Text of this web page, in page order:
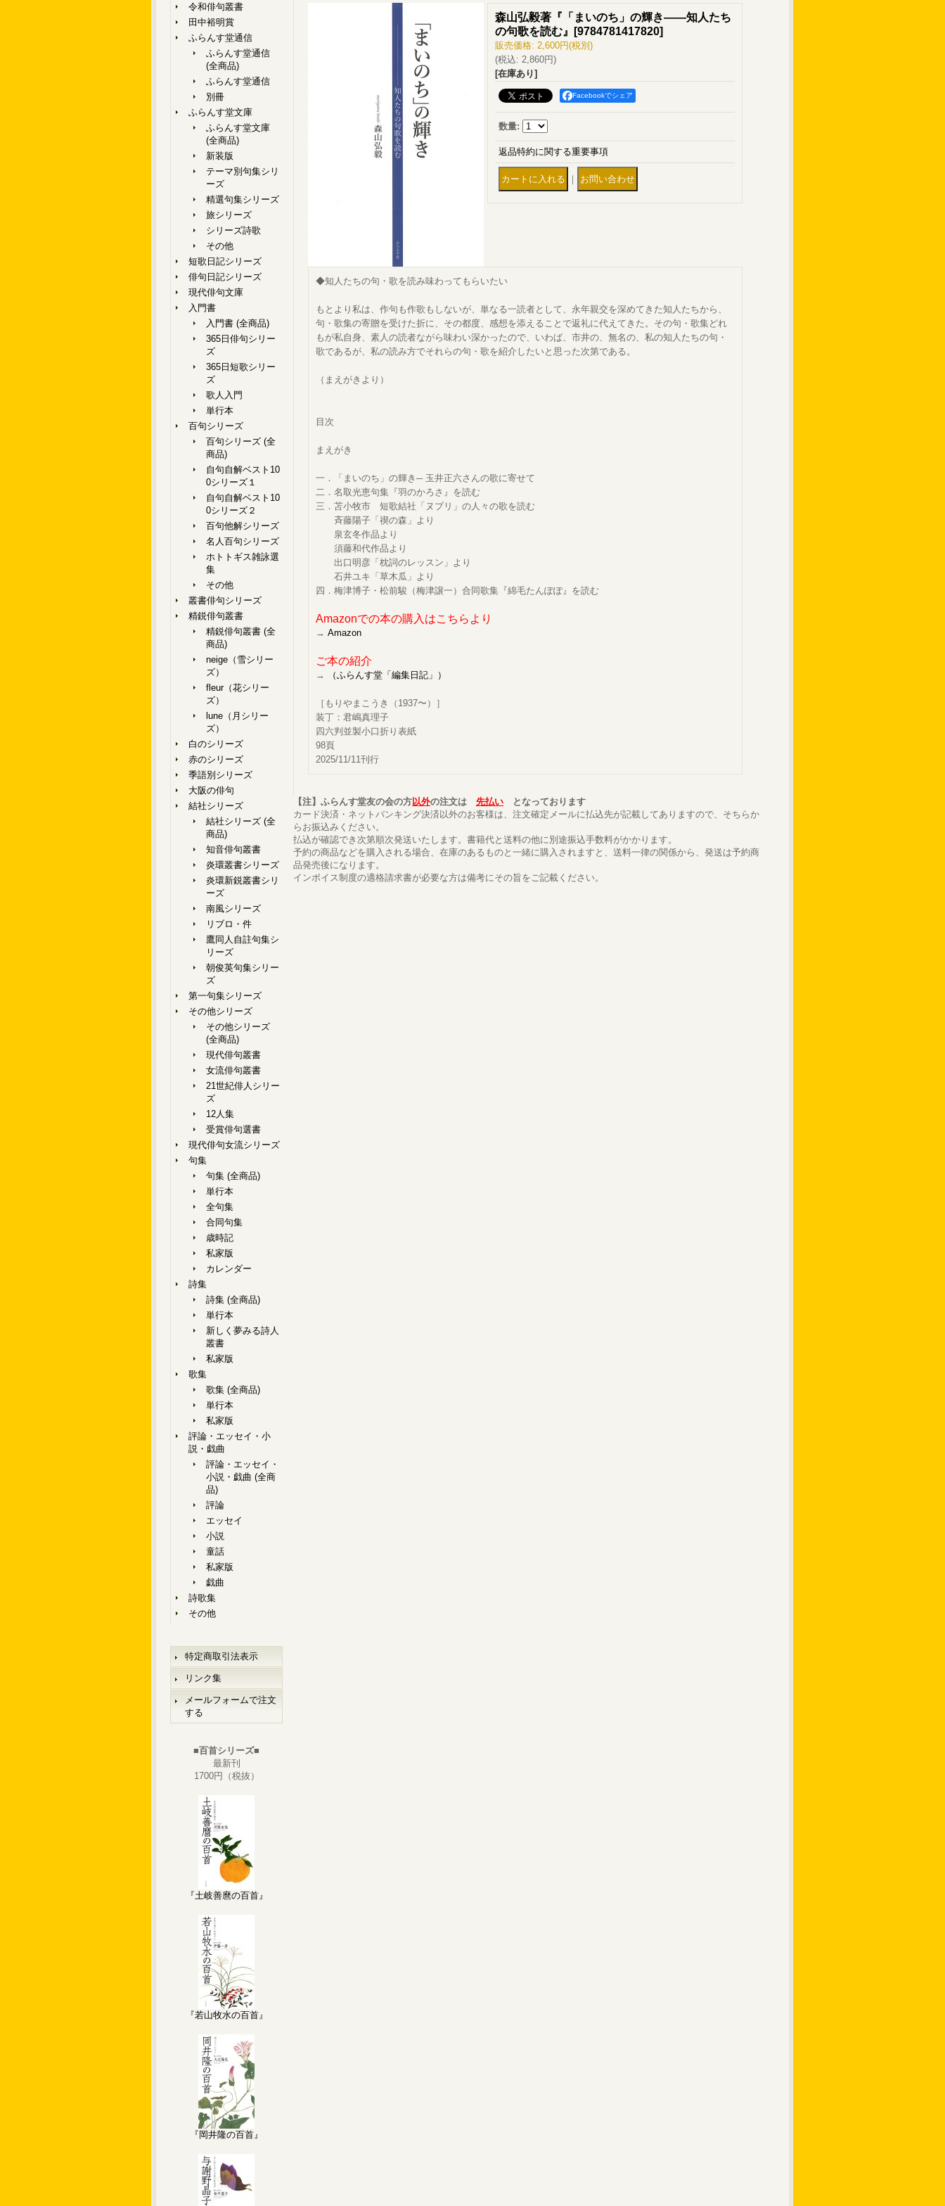
令和俳句叢書
田中裕明賞
ふらんす堂通信
ふらんす堂通信
(全商品)
ふらんす堂通信
別冊
ふらんす堂文庫
ふらんす堂文庫
(全商品)
新装版
テーマ別句集シリ
ーズ
精選句集シリーズ
旅シリーズ
シリーズ詩歌
その他
短歌日記シリーズ
俳句日記シリーズ
現代俳句文庫
入門書
入門書 (全商品)
365日俳句シリー
ズ
365日短歌シリー
ズ
歌人入門
単行本
百句シリーズ
百句シリーズ (全
商品)
自句自解ベスト10
0シリーズ１
自句自解ベスト10
0シリーズ２
百句他解シリーズ
名人百句シリーズ
ホトトギス雑詠選
集
その他
叢書俳句シリーズ
精鋭俳句叢書
精鋭俳句叢書 (全
商品)
neige（雪シリー
ズ）
fleur（花シリー
ズ）
lune（月シリー
ズ）
白のシリーズ
赤のシリーズ
季語別シリーズ
大阪の俳句
結社シリーズ
結社シリーズ (全
商品)
知音俳句叢書
炎環叢書シリーズ
炎環新鋭叢書シリ
ーズ
南風シリーズ
リブロ・件
鷹同人自註句集シ
リーズ
朝俊英句集シリー
ズ
第一句集シリーズ
その他シリーズ
その他シリーズ
(全商品)
現代俳句叢書
女流俳句叢書
21世紀俳人シリー
ズ
12人集
受賞俳句選書
現代俳句女流シリーズ
句集
句集 (全商品)
単行本
全句集
合同句集
歳時記
私家版
カレンダー
詩集
詩集 (全商品)
単行本
新しく夢みる詩人
叢書
私家版
歌集
歌集 (全商品)
単行本
私家版
評論・エッセイ・小
説・戯曲
評論・エッセイ・
小説・戯曲 (全商
品)
評論
エッセイ
小説
童話
私家版
戯曲
詩歌集
その他
特定商取引法表示
リンク集
メールフォームで注文
する
■百首シリーズ■
最新刊
1700円（税抜）
『土岐善麿の百首』
『若山牧水の百首』
『岡井隆の百首』
森山弘毅著『「まいのち」の輝き――知人たち
の句歌を読む』
[9784781417820]
販売価格: 2,600円(税別)
(税込: 2,860円)
[在庫あり]
Facebookでシェア
数量:
返品特約に関する重要事項
｜
◆知人たちの句・歌を読み味わってもらいたい
もとより私は、作句も作歌もしないが、単なる一読者として、永年親交を深めてきた知人たちから、
句・歌集の寄贈を受けた折に、その都度、感想を添えることで返礼に代えてきた。その句・歌集どれ
もが私自身、素人の読者ながら味わい深かったので、いわば、市井の、無名の、私の知人たちの句・
歌であるが、私の読み方でそれらの句・歌を紹介したいと思った次第である。
（まえがきより）
目次
まえがき
一．「まいのち」の輝き─ 玉井正六さんの歌に寄せて
二．名取光恵句集『羽のかろさ』を読む
三．苫小牧市 短歌結社「ヌプリ」の人々の歌を読む
斉藤陽子「禊の森」より
泉玄冬作品より
須藤和代作品より
出口明彦「枕詞のレッスン」より
石井ユキ「草木瓜」より
四．梅津博子・松前駿（梅津譲一）合同歌集『綿毛たんぽぽ』を読む
Amazonでの本の購入はこちらより
→ Amazon
ご本の紹介
→ （ふらんす堂「編集日記」）
［もりやまこうき（1937〜）］
装丁：君嶋真理子
四六判並製小口折り表紙
98頁
2025/11/11刊行
【注】ふらんす堂友の会の方以外の注文は 先払い となっております
カード決済・ネットバンキング決済以外のお客様は、注文確定メールに払込先が記載してありますので、そちらか
らお振込みください。
払込が確認でき次第順次発送いたします。書籍代と送料の他に別途振込手数料がかかります。
予約の商品などを購入される場合、在庫のあるものと一緒に購入されますと、送料一律の関係から、発送は予約商
品発売後になります。
インボイス制度の適格請求書が必要な方は備考にその旨をご記載ください。